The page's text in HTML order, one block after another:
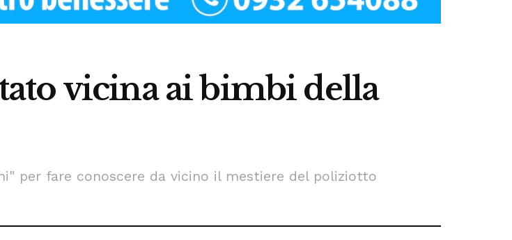
vicina ai bimbi della
per fare conoscere da vicino il mestiere del poliziotto